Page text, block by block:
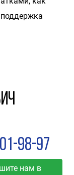
98-97
нам в